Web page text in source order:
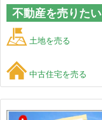
不動産を売りたい
土地を売る
中古住宅を売る